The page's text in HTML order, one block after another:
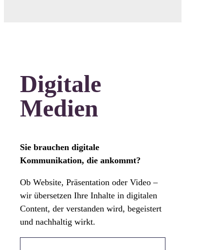
Digitale
Medien
Sie brauchen digitale
Kommunikation, die ankommt?
Ob Website, Präsentation oder Video –
wir übersetzen Ihre Inhalte in digitalen
Content, der verstanden wird, begeistert
und nachhaltig wirkt.